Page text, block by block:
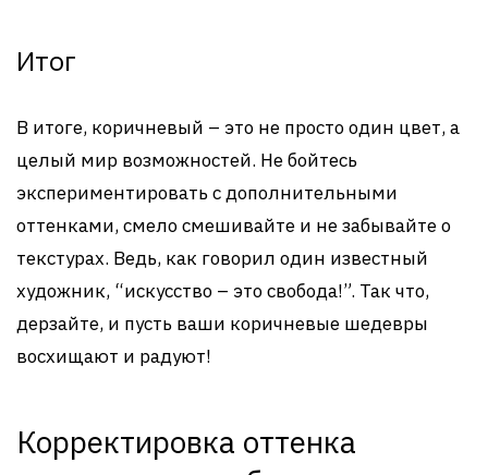
Итог
В итоге, коричневый – это не просто один цвет, а
целый мир возможностей. Не бойтесь
экспериментировать с дополнительными
оттенками, смело смешивайте и не забывайте о
текстурах. Ведь, как говорил один известный
художник, “искусство – это свобода!”. Так что,
дерзайте, и пусть ваши коричневые шедевры
восхищают и радуют!
Корректировка оттенка